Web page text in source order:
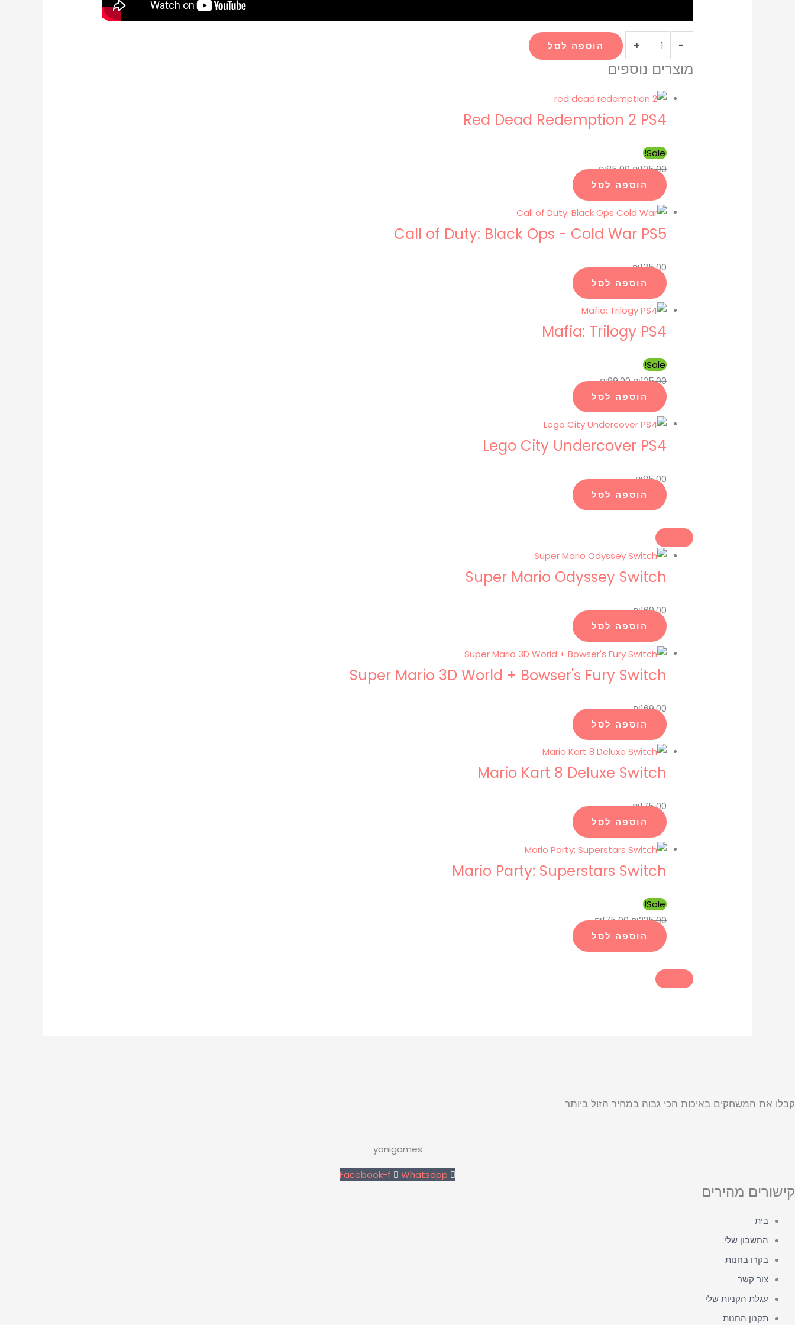
-
+ הוספה לסל
מוצרים נוספים
Red Dead Redemption 2 PS4
Sale!
₪105.00
₪85.00
הוספה לסל
Call of Duty: Black Ops - Cold War PS5
₪135.00
הוספה לסל
Mafia: Trilogy PS4
Sale!
₪125.00
₪99.00
הוספה לסל
Lego City Undercover PS4
₪85.00
הוספה לסל
Super Mario Odyssey Switch
₪169.00
הוספה לסל
Super Mario 3D World + Bowser's Fury Switch
₪169.00
הוספה לסל
Mario Kart 8 Deluxe Switch
₪175.00
הוספה לסל
Mario Party: Superstars Switch
Sale!
₪225.00
₪175.00
הוספה לסל
קבלו את המשחקים באיכות הכי גבוה במחיר הזול ביותר
yonigames
Facebook-f Whatsapp
קישורים מהירים
בית
החשבון שלי
בקרו בחנות
צור קשר
עגלת הקניות שלי
תקנון החנות